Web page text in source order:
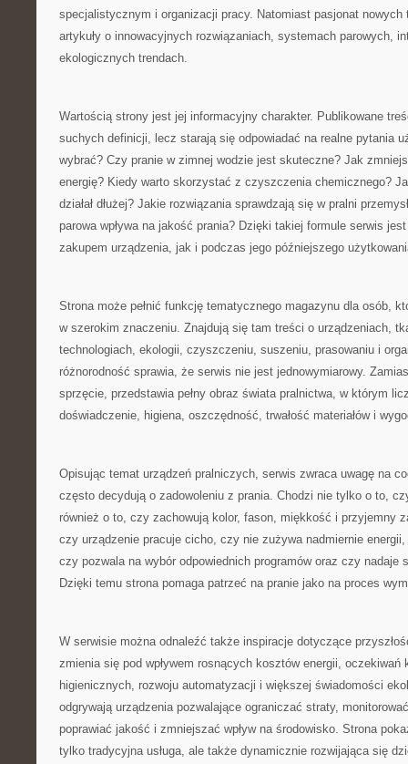
specjalistycznym i organizacji pracy. Natomiast pasjonat nowych
artykuły o innowacyjnych rozwiązaniach, systemach parowych,
ekologicznych trendach.
Wartością strony jest jej informacyjny charakter. Publikowane
suchych definicji, lecz starają się odpowiadać na realne pytania
wybrać? Czy pranie w zimnej wodzie jest skuteczne? Jak
energię? Kiedy warto skorzystać z czyszczenia chemicznego?
działał dłużej? Jakie rozwiązania sprawdzają się w pralni
parowa wpływa na jakość prania? Dzięki takiej formule serwis
zakupem urządzenia, jak i podczas jego późniejszego
Strona może pełnić funkcję tematycznego magazynu dla osób,
w szerokim znaczeniu. Znajdują się tam treści o urządzeniach,
technologiach, ekologii, czyszczeniu, suszeniu, prasowaniu i
różnorodność sprawia, że serwis nie jest jednowymiarowy.
sprzęcie, przedstawia pełny obraz świata pralnictwa, w którym
doświadczenie, higiena, oszczędność, trwałość materiałów i
Opisując temat urządzeń pralniczych, serwis zwraca uwagę na
często decydują o zadowoleniu z prania. Chodzi nie tylko o to,
również o to, czy zachowują kolor, fason, miękkość i przyjemny
czy urządzenie pracuje cicho, czy nie zużywa nadmiernie energii,
czy pozwala na wybór odpowiednich programów oraz czy nadaje
Dzięki temu strona pomaga patrzeć na pranie jako na proces
W serwisie można odnaleźć także inspiracje dotyczące
zmienia się pod wpływem rosnących kosztów energii, oczekiwań
higienicznych, rozwoju automatyzacji i większej świadomości
odgrywają urządzenia pozwalające ograniczać straty,
poprawiać jakość i zmniejszać wpływ na środowisko. Strona
tylko tradycyjna usługa, ale także dynamicznie rozwijająca się